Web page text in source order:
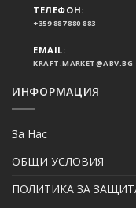
ТЕЛЕФОН:
+359 887 880 883
EMAIL:
KRAFT.MARKET@ABV.BG
ИНФОРМАЦИЯ
За Нас
ОБЩИ УСЛОВИЯ
ПОЛИТИКА ЗА